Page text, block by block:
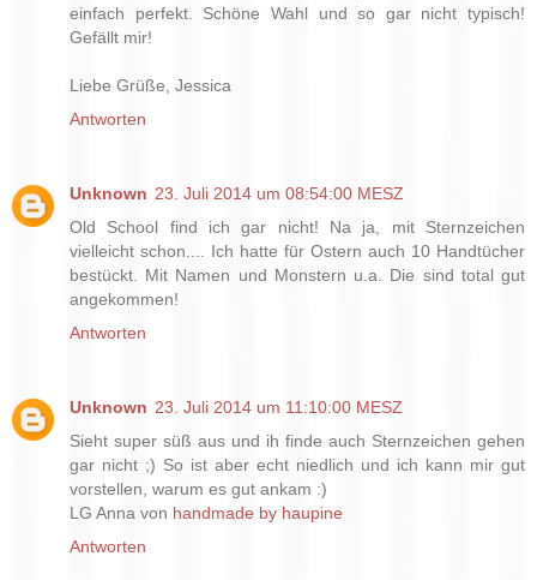
einfach perfekt. Schöne Wahl und so gar nicht typisch!
Gefällt mir!
Liebe Grüße, Jessica
Antworten
Unknown 23. Juli 2014 um 08:54:00 MESZ
Old School find ich gar nicht! Na ja, mit Sternzeichen
vielleicht schon.... Ich hatte für Ostern auch 10 Handtücher
bestückt. Mit Namen und Monstern u.a. Die sind total gut
angekommen!
Antworten
Unknown 23. Juli 2014 um 11:10:00 MESZ
Sieht super süß aus und ih finde auch Sternzeichen gehen
gar nicht ;) So ist aber echt niedlich und ich kann mir gut
vorstellen, warum es gut ankam :)
LG Anna von handmade by haupine
Antworten